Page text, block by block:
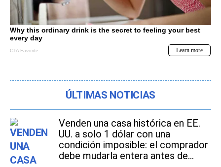
ÚLTIMAS NOTICIAS
Venden una casa histórica en EE.
UU. a solo 1 dólar con una
condición imposible: el comprador
debe mudarla entera antes de